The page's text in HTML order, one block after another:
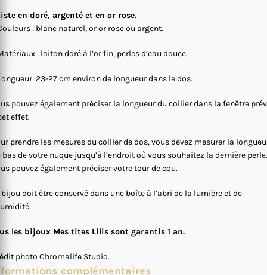
en doré, argenté et en or rose.
: blanc naturel, or or rose ou argent.
: laiton doré à l’or fin, perles d’eau douce.
23-27 cm environ de longueur dans le dos.
pouvez également préciser la longueur du collier dans la fenêtre
effet.
prendre les mesures du collier de dos, vous devez mesurer la
bas de votre nuque jusqu’à l’endroit où vous souhaitez la dernière perle.
pouvez également préciser votre tour de cou.
bijou doit être conservé dans une boîte à l’abri de la lumière et de
les bijoux Mes tites Lilis sont garantis 1 an.
photo Chromalife Studio.
complémentaires